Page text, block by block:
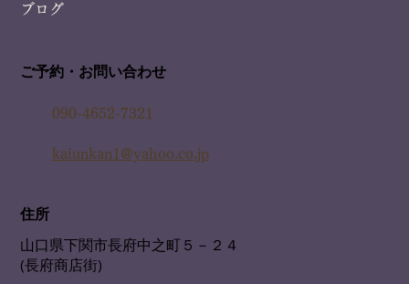
ブログ
ご予約・お問い合わせ
090-4652-7321
kaiunkan1@yahoo.co.jp
住所
山口県下関市長府中之町５－２４
(長府商店街)